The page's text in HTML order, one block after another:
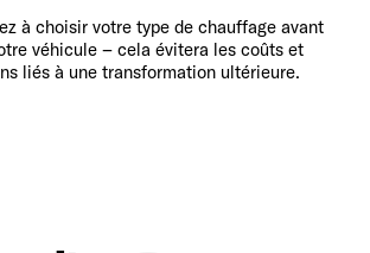
à choisir votre type de chauffage avant
véhicule – cela évitera les coûts et
liés à une transformation ultérieure.